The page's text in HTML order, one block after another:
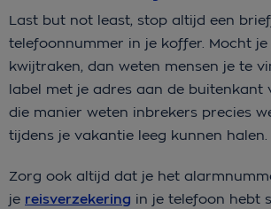
Last but not least, stop altijd een
telefoonnummer in je koffer. Mocht
kwijtraken, dan weten mensen je te
label met je adres aan de buitenkant
die manier weten inbrekers precies
tijdens je vakantie leeg kunnen halen.
Zorg ook altijd dat je het
je reisverzekering in je telefoon hebt